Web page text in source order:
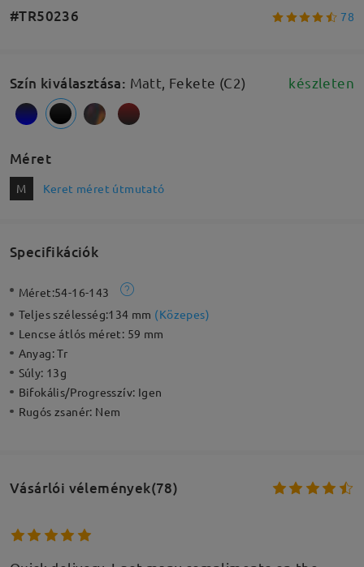
#TR50236 78
Szín kiválasztása: Matt, Fekete (C2) készleten
Méret
M Keret méret útmutató
Specifikációk
Méret:54-16-143
Teljes szélesség:134 mm (Közepes)
Lencse átlós méret: 59 mm
Anyag:Tr
Súly: 13g
Bifokális/Progresszív: Igen
Rugós zsanér: Nem
Vásárlói vélemények(78)